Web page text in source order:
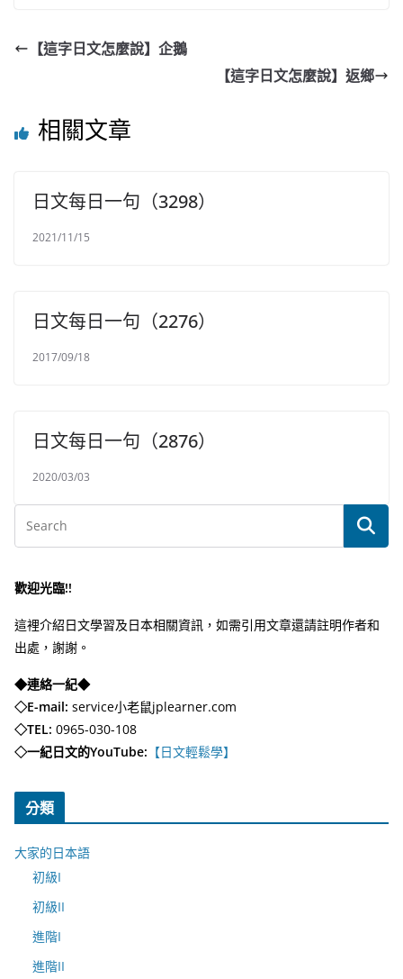
【這字日文怎麼說】企鵝
【這字日文怎麼說】返鄉
相關文章
日文每日一句（3298）
2021/11/15
日文每日一句（2276）
2017/09/18
日文每日一句（2876）
2020/03/03
歡迎光臨!!
這裡介紹日文學習及日本相關資訊，如需引用文章還請註明作者和
出處，謝謝。
◆連絡一紀◆
◇E-mail: service小老鼠jplearner.com
◇TEL: 0965-030-108
◇一紀日文的YouTube: 【日文輕鬆學】
分類
大家的日本語
初級I
初級II
進階I
進階II